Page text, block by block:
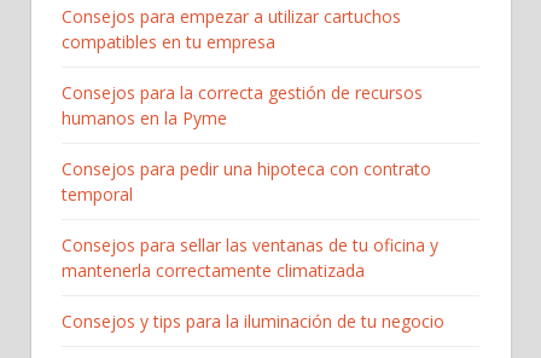
Consejos para empezar a utilizar cartuchos
compatibles en tu empresa
Consejos para la correcta gestión de recursos
humanos en la Pyme
Consejos para pedir una hipoteca con contrato
temporal
Consejos para sellar las ventanas de tu oficina y
mantenerla correctamente climatizada
Consejos y tips para la iluminación de tu negocio